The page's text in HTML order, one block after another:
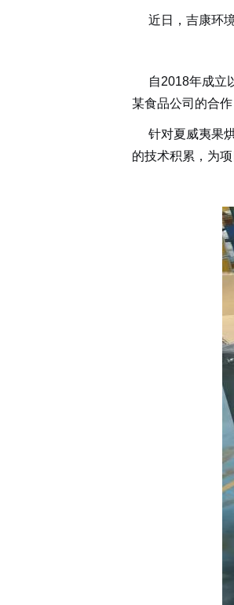
近日 ，吉康环
自2018年成立
某食品公司的合
针对夏威夷果
的技术积累，为